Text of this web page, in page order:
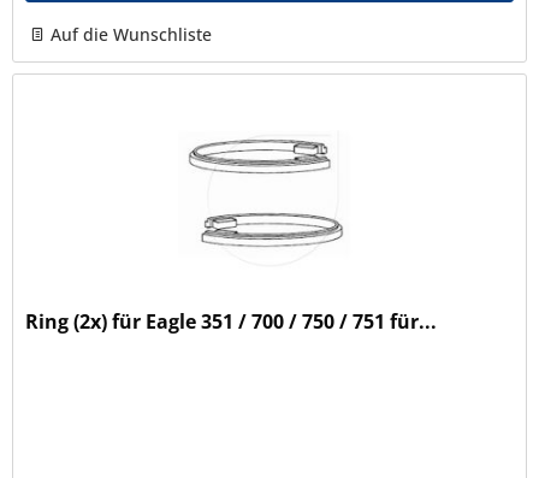
Auf die Wunschliste
Ring (2x) für Eagle 351 / 700 / 750 / 751 für...